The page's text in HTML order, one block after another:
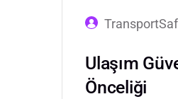
Ulaşım
Önceliği